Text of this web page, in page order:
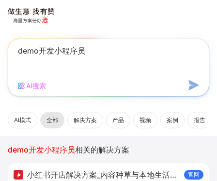
AI搜索
AI模式 全部 解决方案 产品 视频 案例 报告
demo开发小程序员相关的解决方案
小红书开店解决方案_内容种草与本地生活转
官网